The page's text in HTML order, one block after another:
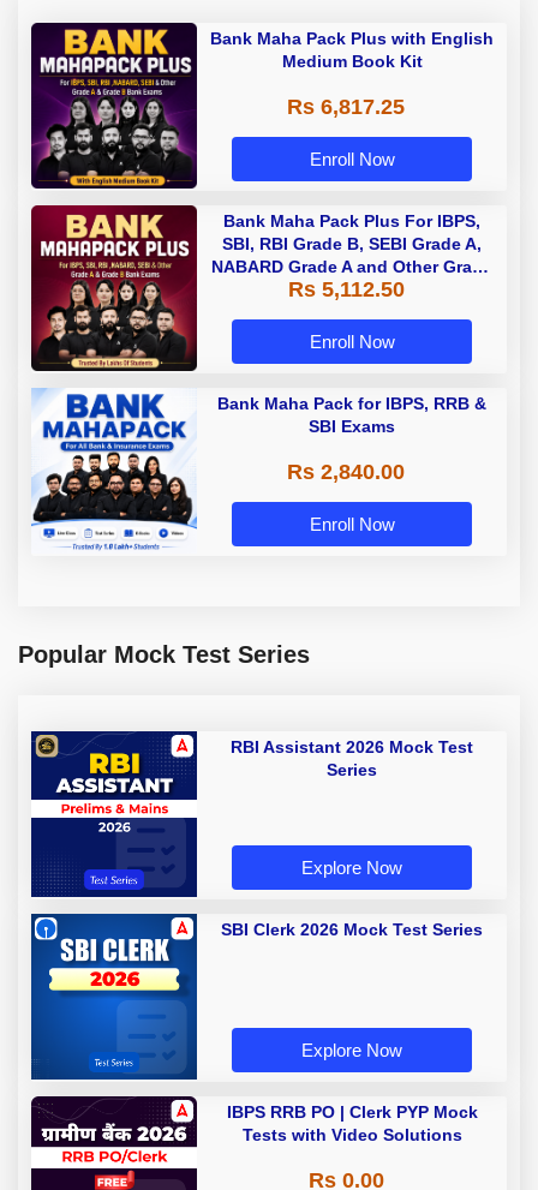
Bank Maha Pack Plus with English
Medium Book Kit
Rs 6,817.25
Enroll Now
Bank Maha Pack Plus For IBPS,
SBI, RBI Grade B, SEBI Grade A,
NABARD Grade A and Other Grade
A & Grade B Bank Exams
Rs 5,112.50
Enroll Now
Bank Maha Pack for IBPS, RRB &
SBI Exams
Rs 2,840.00
Enroll Now
Popular Mock Test Series
RBI Assistant 2026 Mock Test
Series
Explore Now
SBI Clerk 2026 Mock Test Series
Explore Now
IBPS RRB PO | Clerk PYP Mock
Tests with Video Solutions
Rs 0.00